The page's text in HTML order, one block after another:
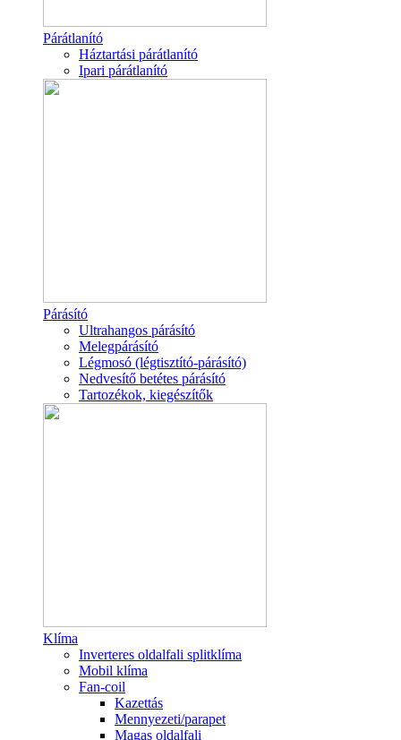
Párátlanító
Háztartási párátlanító
Ipari párátlanító
Párásító
Ultrahangos párásító
Melegpárásító
Légmosó (légtisztító-párásító)
Nedvesítő betétes párásító
Tartozékok, kiegészítők
Klíma
Inverteres oldalfali splitklíma
Mobil klíma
Fan-coil
Kazettás
Mennyezeti/parapet
Magas oldalfali